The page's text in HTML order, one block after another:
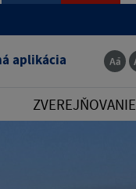
aplikácia
ZVEREJŇOVANIE